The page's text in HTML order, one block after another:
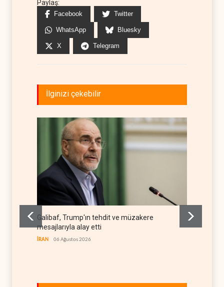
Paylaş:
Facebook Twitter
WhatsApp Bluesky
X Telegram
İlginizi çekebilir
Galibaf, Trump'ın tehdit ve müzakere
mesajlarıyla alay etti
İRAN 06 Ağustos 2026